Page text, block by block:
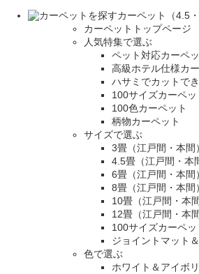
カーペット（4.5・
カーペットトップページ
人気特集で選ぶ
ペット対応カーペ
高級ホテル仕様カ
ハサミでカットで
100サイズカーペッ
100色カーペット
柄物カーペット
サイズで選ぶ
3畳（江戸間・本間
4.5畳（江戸間・本
6畳（江戸間・本間
8畳（江戸間・本間
10畳（江戸間・本
12畳（江戸間・本
100サイズカーペッ
ジョイントマット
色で選ぶ
ホワイト＆アイボ